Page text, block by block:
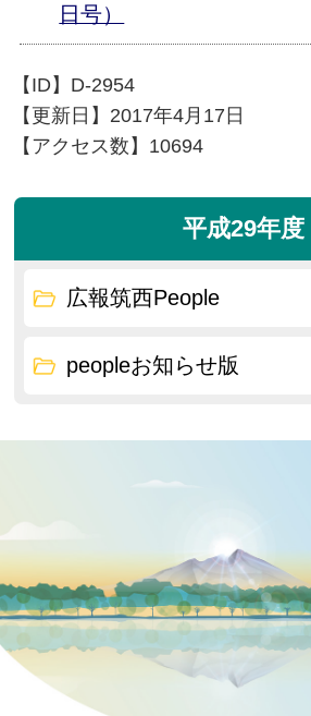
日号）
【ID】 D-2954
【更新日】 2017年4月17日
【アクセス数】 10694
平成29年度
広報筑西People
peopleお知らせ版